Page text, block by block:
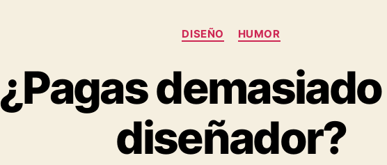
Categories
DISEÑO HUMOR
¿Pagas
diseñador?